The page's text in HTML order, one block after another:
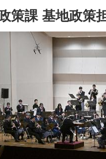
策課 基地政策